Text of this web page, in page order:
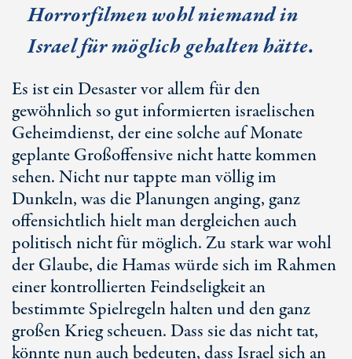
Horrorfilmen wohl niemand in
Israel für möglich gehalten hätte.
Es ist ein Desaster vor allem für den
gewöhnlich so gut informierten israelischen
Geheimdienst, der eine solche auf Monate
geplante Großoffensive nicht hatte kommen
sehen. Nicht nur tappte man völlig im
Dunkeln, was die Planungen anging, ganz
offensichtlich hielt man dergleichen auch
politisch nicht für möglich. Zu stark war wohl
der Glaube, die Hamas würde sich im Rahmen
einer kontrollierten Feindseligkeit an
bestimmte Spielregeln halten und den ganz
großen Krieg scheuen. Dass sie das nicht tat,
könnte nun auch bedeuten, dass Israel sich an